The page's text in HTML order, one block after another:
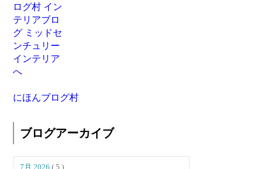
にほんブログ村
ブログアーカイブ
7月 2026( 5 )